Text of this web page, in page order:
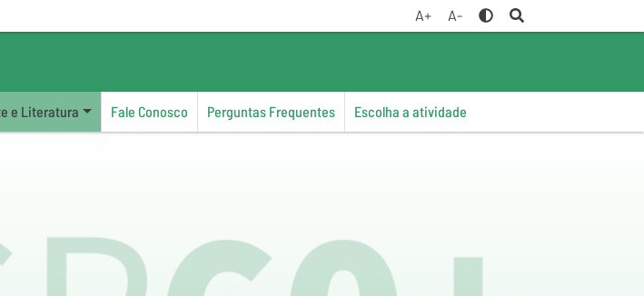
A+ A-
e Literatura Fale Conosco Perguntas Frequentes Escolha a atividade